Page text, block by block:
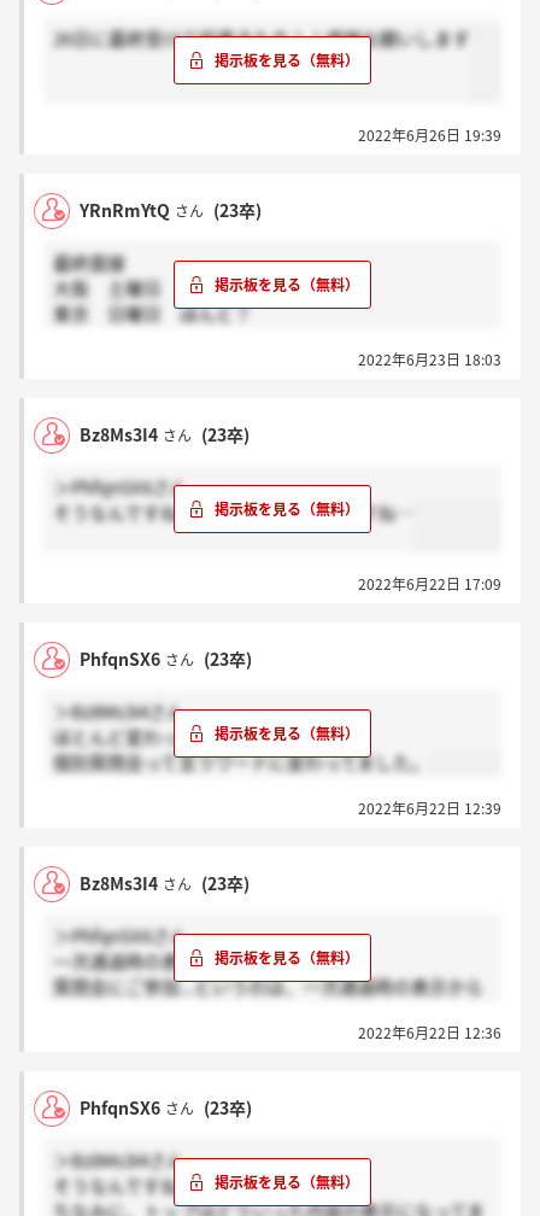
26日に最終受けて結果きた方！！感謝お願いします
2022年6月26日 19:39
YRnRmYtQ さん (23卒)
最終面接
大阪 土曜日 感謝！
東京 日曜日 ほんと？
2022年6月23日 18:03
Bz8Ms3I4 さん (23卒)
＞PhfqnSX6さん
そうなんですね、理由が分からないですね…
2022年6月22日 17:09
PhfqnSX6 さん (23卒)
＞Bz8Ms3I4さん
ほとんど変わってはないんですけど、
個別質問会って言うワードに変わってました。
2022年6月22日 12:39
Bz8Ms3I4 さん (23卒)
＞PhfqnSX6さん
一次通過時の表示のままです
質問会にご参加...というのは、一次通過時の表示から
2022年6月22日 12:36
PhfqnSX6 さん (23卒)
＞Bz8Ms3I4さん
そうなんですね。